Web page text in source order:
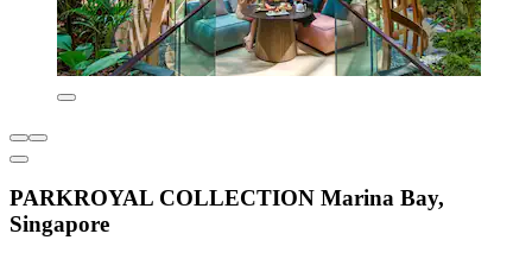
PARKROYAL COLLECTION Marina Bay,
Singapore